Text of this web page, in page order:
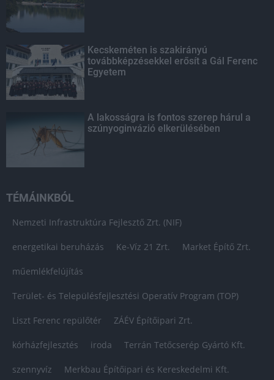
Kecskeméten is szakirányú
továbbképzésekkel erősít a Gál Ferenc
Egyetem
A lakosságra is fontos szerep hárul a
szúnyoginvázió elkerülésében
TÉMÁINKBÓL
Nemzeti Infrastruktúra Fejlesztő Zrt. (NIF)
energetikai beruházás Ke-Víz 21 Zrt. Market Építő Zrt.
műemlékfelújítás
Terület- és Településfejlesztési Operatív Program (TOP)
Liszt Ferenc repülőtér ZÁÉV Építőipari Zrt.
kórházfejlesztés iroda Terrán Tetőcserép Gyártó Kft.
szennyvíz Merkbau Építőipari és Kereskedelmi Kft.